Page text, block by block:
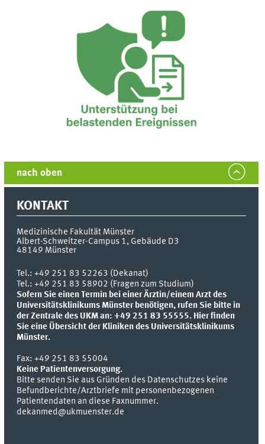
nach oben
KONTAKT
Medizinische Fakultät Münster
Albert-Schweitzer-Campus 1, Gebäude D3
48149 Münster
Tel.:+49 251 83 52263 (Dekanat)
Tel.: +49 251 83 58902 (Fragen zum Studium)
Sofern Sie einen Termin bei einer Ärztin/einem Arzt des
Universitätsklinikums Münster benötigen, rufen Sie bitte in
der Zentrale des UKM an: +49 251 83 55555. Hier finden
Sie eine Übersicht der Kliniken des Universitätsklinikums
Münster.
Fax:+49 251 83 55004
Keine Patientenversorgung.
Bitte senden Sie aus Gründen des Datenschutzes keine
Befundberichte/Arztbriefe mit personenbezogenen
Patientendaten an diese Faxnummer.
dekanmed@ukmuenster.de